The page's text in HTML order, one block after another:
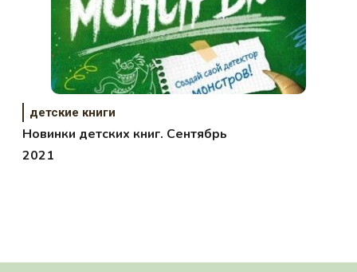
детские книги
Новинки детских книг. Сентябрь
2021